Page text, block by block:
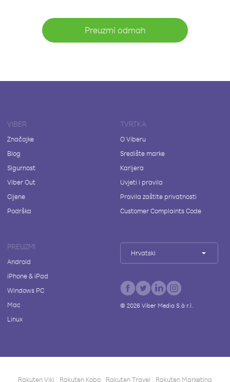
Preuzmi odmah
VIBER
Značajke
Blog
Sigurnost
Viber Out
Cijene
Podrška
TVRTKA
O Viberu
Središte marke
Karijera
Uvjeti i pravila
Pravila zaštite privatnosti
Customer Complaints Code
PREUZMI
Android
iPhone & iPad
Windows PC
Mac
Linux
Hrvatski
© 2026Viber Media S.à r.l.
Rakuten Viki Rakuten Kobo Rakuten Travel Rakuten Marketing